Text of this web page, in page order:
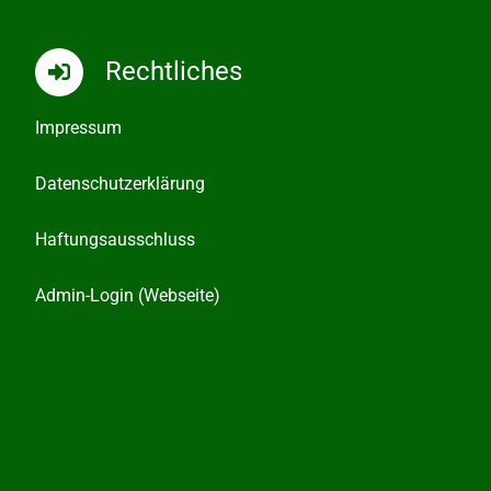
Rechtliches
Impressum
Datenschutzerklärung
Haftungsausschluss
Admin-Login (Webseite)